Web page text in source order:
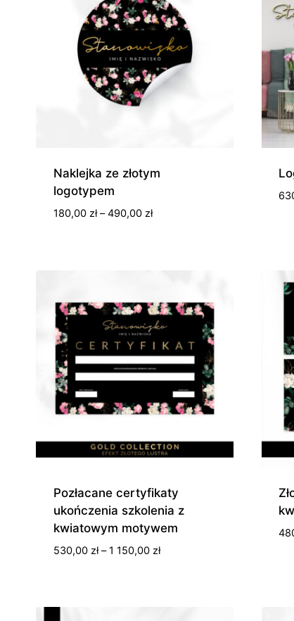
Naklejka ze złotym
logotypem
180,00 zł – 490,00 złZakres
Pozłacane certyfikaty
ukończenia szkolenia z
kwiatowym motywem
530,00 zł – 1 150,00 złZakres